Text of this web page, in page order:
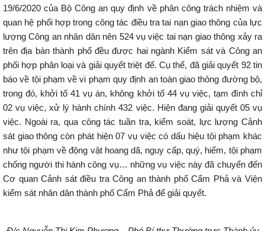
19/6/2020 của Bộ Công an quy định về phân công trách nhiệm và
quan hệ phối hợp trong công tác điều tra tai nạn giao thông của lực
lượng Công an nhân dân nên 524 vụ việc tai nạn giao thông xảy ra
trên địa bàn thành phố đều được hai ngành Kiểm sát và Công an
phối hợp phân loại và giải quyết triệt để. Cụ thể, đã giải quyết 92 tin
báo về tội phạm về vi phạm quy định an toàn giao thông đường bộ,
trong đó, khởi tố 41 vụ án, không khởi tố 44 vụ việc, tạm đình chỉ
02 vụ việc, xử lý hành chính 432 việc. Hiện đang giải quyết 05 vụ
việc. Ngoài ra, qua công tác tuần tra, kiểm soát, lực lượng Cảnh
sát giao thông còn phát hiện 07 vụ việc có dấu hiệu tội phạm khác
như tội phạm về động vật hoang dã, nguy cấp, quý, hiếm, tội phạm
chống người thi hành công vụ… những vụ việc này đã chuyển đến
Cơ quan Cảnh sát điều tra Công an thành phố Cẩm Phả và Viện
kiểm sát nhân dân thành phố Cẩm Phả để giải quyết.